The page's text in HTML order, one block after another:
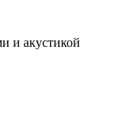
и акустикой